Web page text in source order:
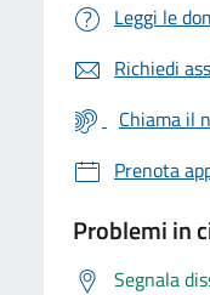
Leggi le
Richiedi
Chiama il
Prenota
Problemi in
Segnala